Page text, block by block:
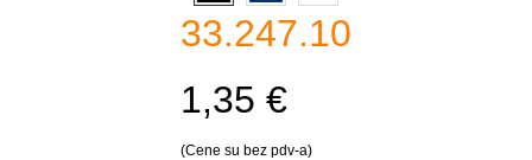
33.247.10
1,35 €
(Cene su bez pdv-a)